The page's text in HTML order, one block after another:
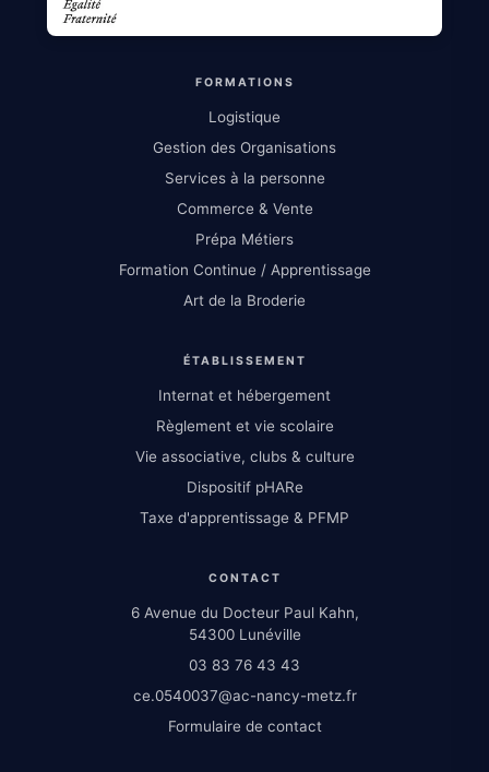
FORMATIONS
Logistique
Gestion des Organisations
Services à la personne
Commerce & Vente
Prépa Métiers
Formation Continue / Apprentissage
Art de la Broderie
ÉTABLISSEMENT
Internat et hébergement
Règlement et vie scolaire
Vie associative, clubs & culture
Dispositif pHARe
Taxe d'apprentissage & PFMP
CONTACT
6 Avenue du Docteur Paul Kahn,
54300 Lunéville
03 83 76 43 43
ce.0540037@ac-nancy-metz.fr
Formulaire de contact